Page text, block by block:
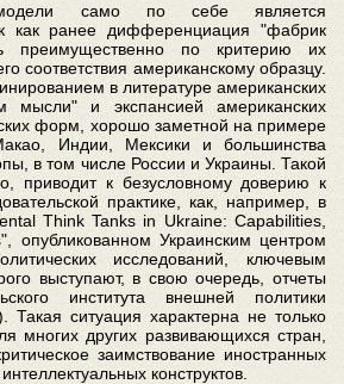
само по себе является
как ранее дифференциация "фабрик
преимущественно по критерию их
соответствия американскому образцу.
в литературе американских
мысли" и экспансией американских
форм, хорошо заметной на примере
Индии, Мексики и большинства
в том числе России и Украины. Такой
приводит к безусловному доверию к
практике, как, например, в
Think Tanks in Ukraine: Capabilities,
опубликованном Украинским центром
исследований, ключевым
выступают, в свою очередь, отчеты
института внешней политики
ситуация характерна не только
многих других развивающихся стран,
заимствование иностранных
конструктов.